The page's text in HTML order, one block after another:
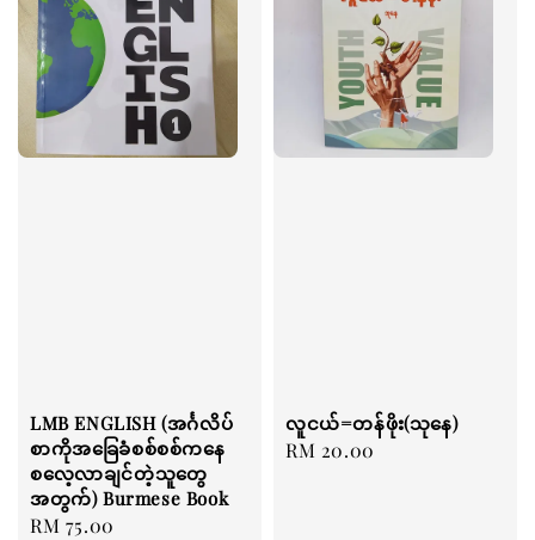
LMB ENGLISH (အင်္ဂလိပ်
စာကိုအခြေခံစစ်စစ်ကနေ
စလေ့လာချင်တဲ့သူတွေ
အတွက်) Burmese Book
Regular
RM 75.00
လူငယ်=တန်ဖိုး(သုနေ)
Regular
RM 20.00